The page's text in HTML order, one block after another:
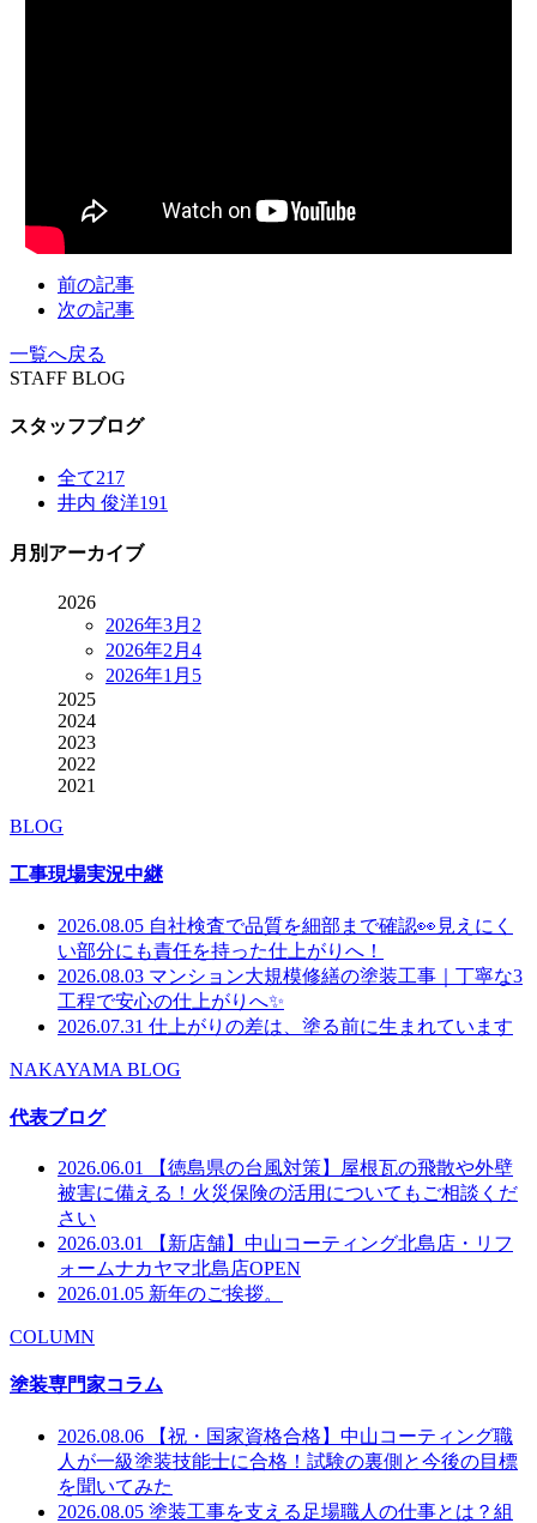
前の記事
次の記事
一覧へ戻る
STAFF BLOG
スタッフブログ
全て217
井内 俊洋191
月別アーカイブ
2026
2026年3月 2
2026年2月 4
2026年1月 5
2025
2024
2023
2022
2021
BLOG
工事現場実況中継
2026.08.05 自社検査で品質を細部まで確認👀見えにく
い部分にも責任を持った仕上がりへ！
2026.08.03 マンション大規模修繕の塗装工事｜丁寧な3
工程で安心の仕上がりへ✨
2026.07.31 仕上がりの差は、塗る前に生まれています
NAKAYAMA BLOG
代表ブログ
2026.06.01
【徳島県の台風対策】屋根瓦の飛散や外壁
被害に備える！火災保険の活用についてもご相談くだ
さい
2026.03.01
【新店舗】中山コーティング北島店・リフ
ォームナカヤマ北島店OPEN
2026.01.05 新年のご挨拶。
COLUMN
塗装専門家コラム
2026.08.06
【祝・国家資格合格】中山コーティング職
人が一級塗装技能士に合格！試験の裏側と今後の目標
を聞いてみた
2026.08.05 塗装工事を支える足場職人の仕事とは？組